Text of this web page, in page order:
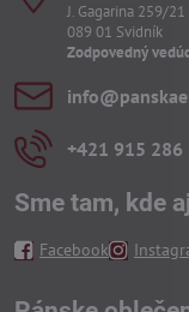
J. Gagarina 259/21
089 01 Svidník
Zodpovedný
+421 915 286
Sme tam, kde
Facebook